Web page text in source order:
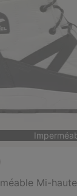
Mi-